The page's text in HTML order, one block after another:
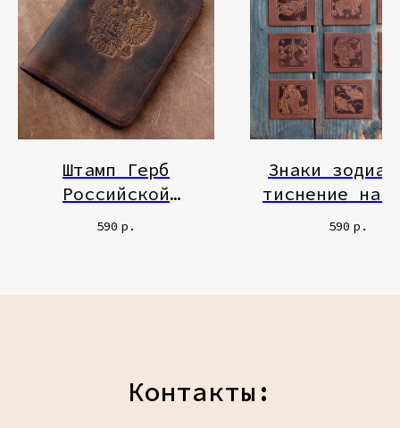
Штамп Герб
Российской
Федерации
590 р.
Знаки
тиснение на
590 р.
Контакты: